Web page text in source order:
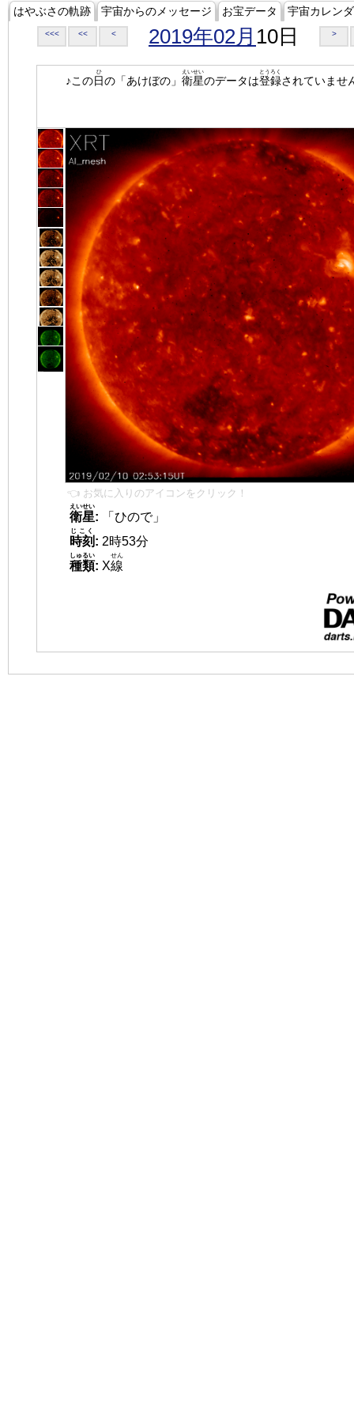
はやぶさの軌跡 宇宙からのメッセージ お宝データ 宇宙カレン
<<< << < 2019年02月 10日 >
♪この日
ひ
の「あけぼの」 衛星
えいせい
のデータは登録
とうろく
されていませ
👈 お気に入りのアイコンをクリック！
衛星
えいせい
:
「ひので」
時刻
じこく
: 2時53分
種類
しゅるい
: X線
せん